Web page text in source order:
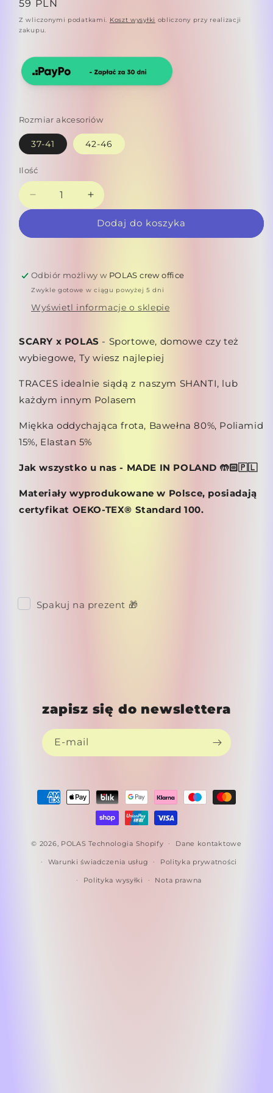
Cena
regularna
59 PLN
Z wliczonymi podatkami. Koszt wysyłki obliczony przy realizacji
zakupu.
Rozmiar akcesoriów
37-41 42-46
Ilość
Zmniejsz
ilość
Skarpety
Zwiększ
ilość
dla
Skarpety
Dodaj do koszyka
Odbiór możliwy w POLAS crew office
Zwykle gotowe w ciągu powyżej 5 dni
Wyświetl informacje o sklepie
SCARY x POLAS - Sportowe, domowe czy też
wybiegowe, Ty wiesz najlepiej
TRACES idealnie siądą z naszym SHANTI, lub
każdym innym Polasem
Miękka oddychająca frota, Bawełna 80%, Poliamid
15%, Elastan 5%
Jak wszystko u nas - MADE IN POLAND 🤲🏻🇵🇱
Materiały wyprodukowane w Polsce, posiadają
certyfikat OEKO-TEX® Standard 100.
Spakuj na prezent 🎁
zapisz się do newslettera
E-mail
Metody
płatności
© 2026, POLAS Technologia Shopify Dane kontaktowe
Warunki świadczenia usług Polityka prywatności
Polityka wysyłki Nota prawna